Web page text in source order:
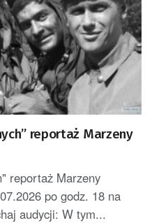
reportaż Marzeny
reportaż Marzeny
po godz. 18 na
audycji: W tym...